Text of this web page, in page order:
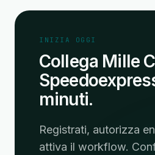
INIZIA OGGI
Collega Mille
minuti.
Registrati, autorizza
attiva il workflow.